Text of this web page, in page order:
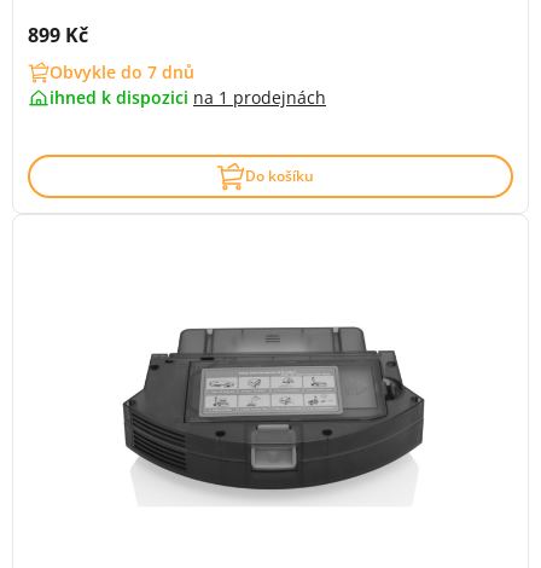
Cena s DPH:
899 Kč
Obvykle do 7 dnů
ihned k dispozici na 1 prodejnách
Do košíku